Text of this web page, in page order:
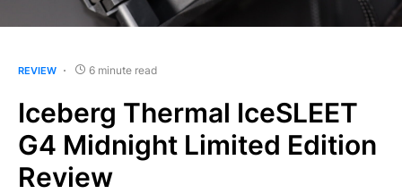
REVIEW 6 minute read
Iceberg Thermal IceSLEET
G4 Midnight Limited Edition
Review